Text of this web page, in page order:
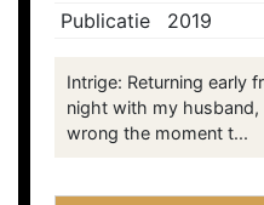
Publicatie
2019
Intrige: Returning early
night with my
wrong the moment t...